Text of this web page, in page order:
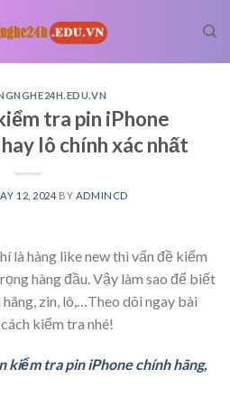
tra pin iPhone
lô chính xác nhất
12, 2024 BY ADMINCD
là hàng like new thì vấn đề kiểm
hàng đầu. Vậy làm sao để biết
zin, lô,…Theo dõi ngay bài
kiểm tra nhé!
kiểm tra pin iPhone chính hãng,